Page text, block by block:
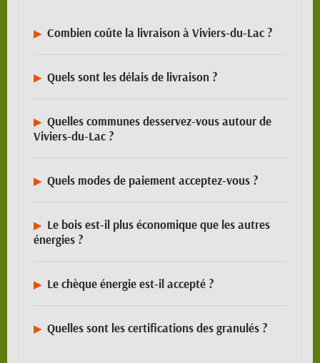
Combien coûte la livraison à Viviers-du-Lac ?
Quels sont les délais de livraison ?
Quelles communes desservez-vous autour de
Viviers-du-Lac ?
Quels modes de paiement acceptez-vous ?
Le bois est-il plus économique que les autres
énergies ?
Le chèque énergie est-il accepté ?
Quelles sont les certifications des granulés ?